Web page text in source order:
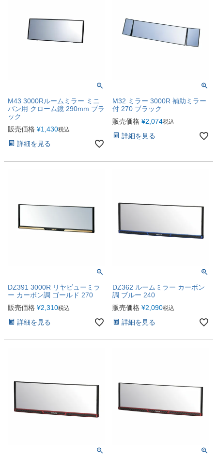
M43 3000Rルームミラー ミニ
バン用 クローム鏡 290mm ブラ
ック
販売価格 ¥1,430税込
詳細を見る
M32 ミラー 3000R 補助ミラー
付 270 ブラック
販売価格 ¥2,074税込
詳細を見る
DZ391 3000R リヤビューミラ
ー カーボン調 ゴールド 270
販売価格 ¥2,310税込
詳細を見る
DZ362 ルームミラー カーボン
調 ブルー 240
販売価格 ¥2,090税込
詳細を見る